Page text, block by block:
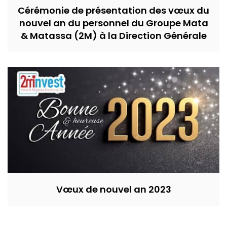
Cérémonie de présentation des vœux du
nouvel an du personnel du Groupe Mata
& Matassa (2M) à la Direction Générale
Vœux de nouvel an 2023